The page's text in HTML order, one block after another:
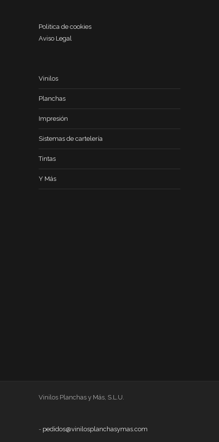
Politica de cookies
Aviso Legal
Vinilos
Planchas
Impresión
Sistemas de cartelería
Tintas
Y Más
Vinilos Planchas y Más, S.L.U.
- pedidos@vinilosplanchasymas.com